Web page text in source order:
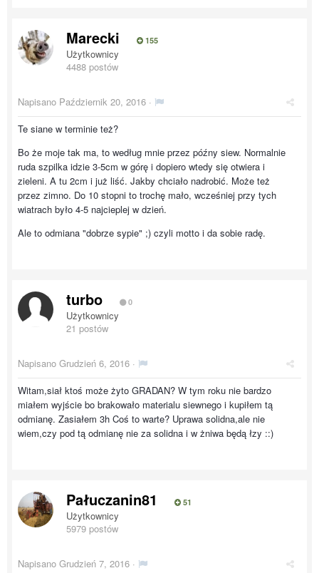
Marecki 155
Użytkownicy
4488 postów
Napisano Październik 20, 2016 ·
Te siane w terminie też?
Bo że moje tak ma, to według mnie przez późny siew. Normalnie
ruda szpilka idzie 3-5cm w górę i dopiero wtedy się otwiera i
zieleni. A tu 2cm i już liść. Jakby chciało nadrobić. Może też
przez zimno. Do 10 stopni to trochę mało, wcześniej przy tych
wiatrach było 4-5 najcieplej w dzień.
Ale to odmiana "dobrze sypie" ;) czyli motto i da sobie radę.
turbo 0
Użytkownicy
21 postów
Napisano Grudzień 6, 2016 ·
Witam,siał ktoś może żyto GRADAN? W tym roku nie bardzo
miałem wyjście bo brakowało materialu siewnego i kupiłem tą
odmianę. Zasiałem 3h Coś to warte? Uprawa solidna,ale nie
wiem,czy pod tą odmianę nie za solidna i w żniwa będą łzy ::)
Pałuczanin81 51
Użytkownicy
5979 postów
Napisano Grudzień 7, 2016 ·